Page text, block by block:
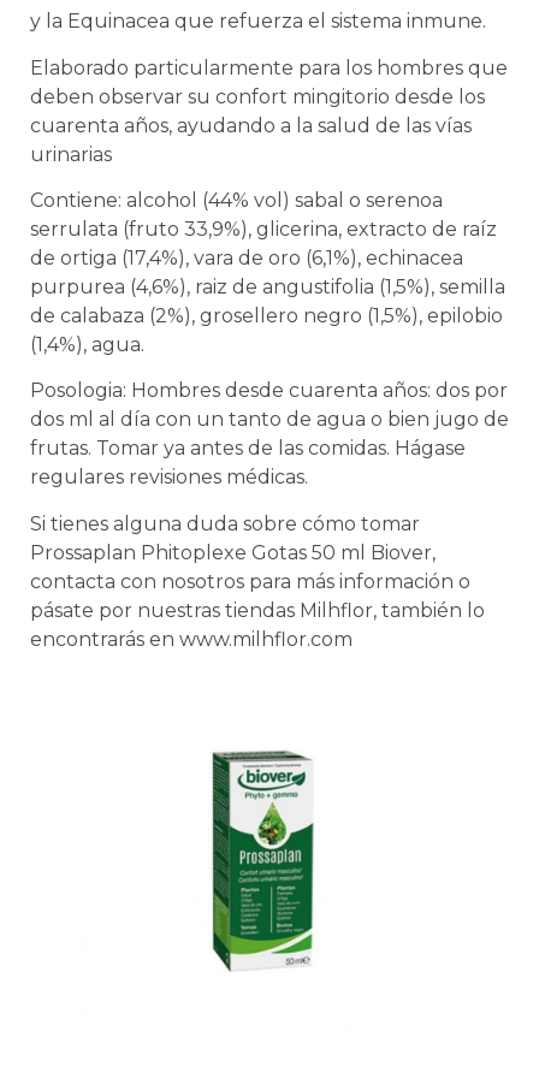
y la Equinacea que refuerza el sistema inmune.
Elaborado particularmente para los hombres que
deben observar su confort mingitorio desde los
cuarenta años, ayudando a la salud de las vías
urinarias
Contiene: alcohol (44% vol) sabal o serenoa
serrulata (fruto 33,9%), glicerina, extracto de raíz
de ortiga (17,4%), vara de oro (6,1%), echinacea
purpurea (4,6%), raiz de angustifolia (1,5%), semilla
de calabaza (2%), grosellero negro (1,5%), epilobio
(1,4%), agua.
Posologia: Hombres desde cuarenta años: dos por
dos ml al día con un tanto de agua o bien jugo de
frutas. Tomar ya antes de las comidas. Hágase
regulares revisiones médicas.
Si tienes alguna duda sobre cómo tomar
Prossaplan Phitoplexe Gotas 50 ml Biover,
contacta con nosotros para más información o
pásate por nuestras tiendas Milhflor, también lo
encontrarás en www.milhflor.com